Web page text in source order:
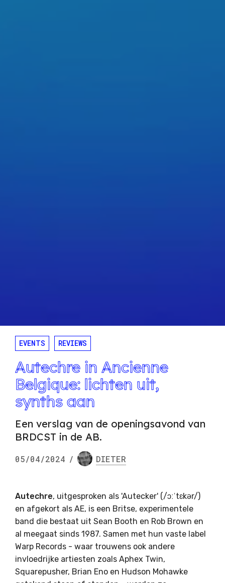
EVENTS REVIEWS
Autechre in Ancienne
Belgique: lichten uit,
synths aan
Een verslag van de openingsavond van
BRDCST in de AB.
05/04/2024 / DIETER
Autechre, uitgesproken als 'Autecker' (/ɔːˈtɛkər/)
en afgekort als AE, is een Britse, experimentele
band die bestaat uit Sean Booth en Rob Brown en
al meegaat sinds 1987. Samen met hun vaste label
Warp Records - waar trouwens ook andere
invloedrijke artiesten zoals Aphex Twin,
Squarepusher, Brian Eno en Hudson Mohawke